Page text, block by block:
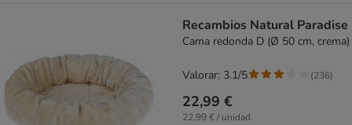
Recambios Natural Paradise
Cama redonda D (Ø 50 cm, crema)
22,99 €
22,99 € / unidad
Valorar: 3.1/5 (236)